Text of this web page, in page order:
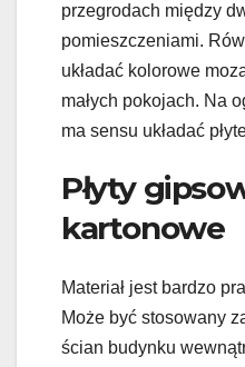
przegrodach między
pomieszczeniami.
układać kolorowe
małych pokojach. Na
ma sensu układać
Płyty
kartonowe
Materiał jest bardzo
Może być stosowany
ścian budynku